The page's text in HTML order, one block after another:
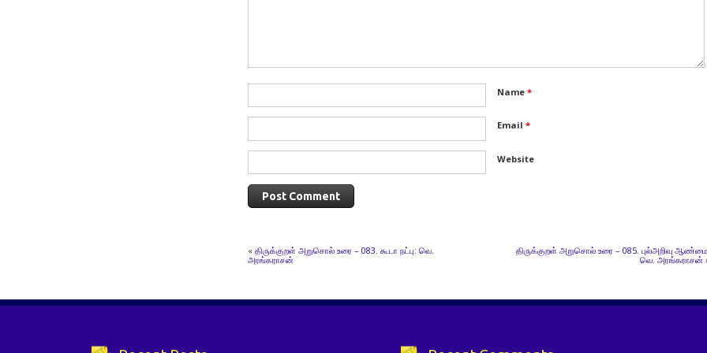
Name *
Email *
Website
« திருக்குறள் அறுசொல் உரை – 083. கூடா நட்பு: வெ.
அரங்கராசன்
திருக்குறள் அறுசொல் உரை – 085. புல்அறிவு
வெ. அரங்கராசன்